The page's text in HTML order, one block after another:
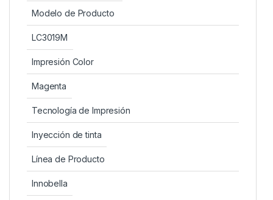
Modelo de Producto
LC3019M
Impresión Color
Magenta
Tecnología de Impresión
Inyección de tinta
Línea de Producto
Innobella